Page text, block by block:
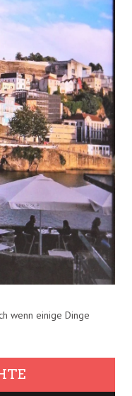
wenn einige Dinge